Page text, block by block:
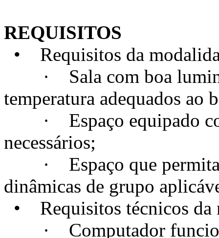
REQUISITOS
• Requisitos da
· Sala com boa
temperatura adequados ao
· Espaço equipado
necessários;
· Espaço que permita
dinâmicas de grupo
• Requisitos técnicos da
· Computador